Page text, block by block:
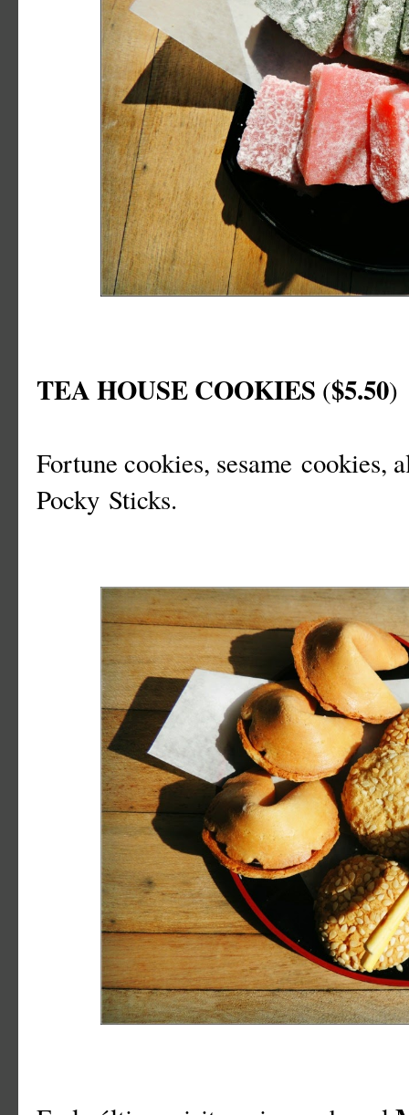
TEA HOUSE COOKIES ($5.50)
Fortune cookies, sesame cookies,
Pocky Sticks.